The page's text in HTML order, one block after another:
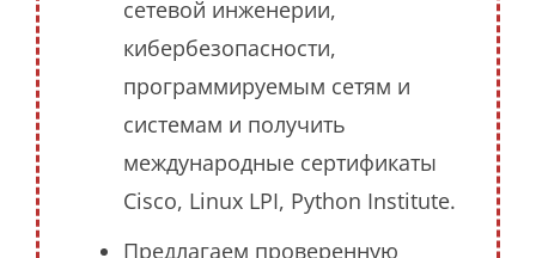
сетевой инженерии,
кибербезопасности,
программируемым сетям и
системам и получить
международные сертификаты
Cisco, Linux LPI, Python Institute.
Предлагаем проверенную